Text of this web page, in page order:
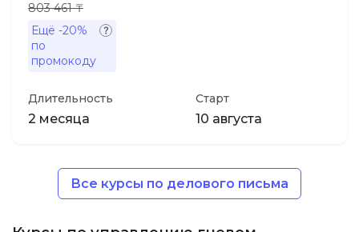
803 461 ₸
Ещё -20%
по
промокоду
Длительность
2 месяца
Старт
10 августа
Все курсы по делового письма